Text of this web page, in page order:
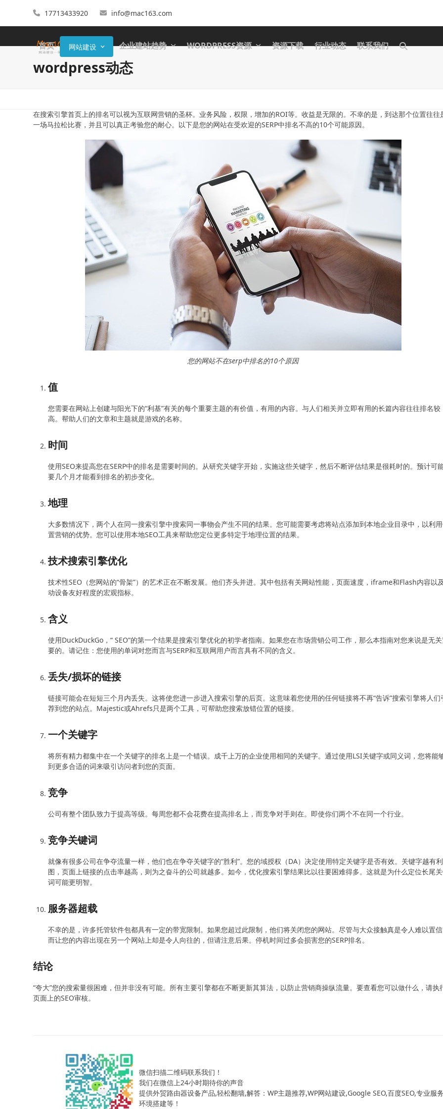
17713433920 info@mac163.com
首页 网站建设 企业建站趋势 WORDPRESS资源 资源下载 行业动态 联系我们
wordpress动态
在搜索引擎首页上的排名可以视为互联网营销的圣杯。业务风险，权限，增加的ROI等。收益是无限的。不幸的是，到达那个位置往往
一场马拉松比赛，并且可以真正考验您的耐心。以下是您的网站在受欢迎的SERP中排名不高的10个可能原因。
您的网站不在serp中排名的10个原因
值
您需要在网站上创建与阳光下的“利基”有关的每个重要主题的有价值，有用的内容。与人们相关并立即有用的长篇内容往往排名较
高。帮助人们的文章和主题就是游戏的名称。
时间
使用SEO来提高您在SERP中的排名是需要时间的。从研究关键字开始，实施这些关键字，然后不断评估结果是很耗时的。预计可
要几个月才能看到排名的初步变化。
地理
大多数情况下，两个人在同一搜索引擎中搜索同一事物会产生不同的结果。您可能需要考虑将站点添加到本地企业目录中，以利
置营销的优势。您可以使用本地SEO工具来帮助您定位更多特定于地理位置的结果。
技术搜索引擎优化
技术性SEO（您网站的“骨架”）的艺术正在不断发展。他们齐头并进。其中包括有关网站性能，页面速度，iframe和Flash内容以
动设备友好程度的宏观指标。
含义
使用DuckDuckGo，“ SEO”的第一个结果是搜索引擎优化的初学者指南。如果您在市场营销公司工作，那么本指南对您来说是无
要的。请记住：您使用的单词对您而言与SERP和互联网用户而言具有不同的含义。
丢失/损坏的链接
链接可能会在短短三个月内丢失。这将使您进一步进入搜索引擎的后页。这意味着您使用的任何链接将不再“告诉”搜索引擎将人们
荐到您的站点。Majestic或Ahrefs只是两个工具，可帮助您搜索放错位置的链接。
一个关键字
将所有精力都集中在一个关键字的排名上是一个错误。成千上万的企业使用相同的关键字。通过使用LSI关键字或同义词，您将能
到更多合适的词来吸引访问者到您的页面。
竞争
公司有整个团队致力于提高等级。每周您都不会花费在提高排名上，而竞争对手则在。即使你们两个不在同一个行业。
竞争关键词
就像有很多公司在争夺流量一样，他们也在争夺关键字的“胜利”。您的域授权（DA）决定使用特定关键字是否有效。关键字越有
图，页面上链接的点击率越高，则为之奋斗的公司就越多。如今，优化搜索引擎结果比以往要困难得多。这就是为什么定位长尾
词可能更明智。
服务器超载
不幸的是，许多托管软件包都具有一定的带宽限制。如果您超过此限制，他们将关闭您的网站。尽管与大众接触真是令人难以置信
而让您的内容出现在另一个网站上却是令人向往的，但请注意后果。停机时间过多会损害您的SERP排名。
结论
“夸大”您的搜索量很困难，但并非没有可能。所有主要引擎都在不断更新其算法，以防止营销商操纵流量。要查看您可以做什么，请执
页面上的SEO审核。
微信扫描二维码联系我们！
我们在微信上24小时期待你的声音
提供外贸路由器设备产品,轻松翻墙,解答：WP主题推荐,WP网站建设,Google SEO,百度SEO,专业服
环境搭建等！